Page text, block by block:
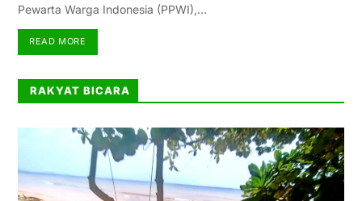
Pewarta Warga Indonesia (PPWI),…
READ MORE
RAKYAT BICARA